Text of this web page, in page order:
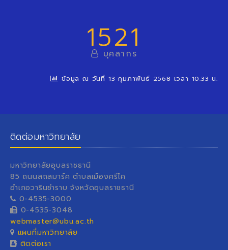
1521
บุคลากร
ข้อมูล ณ วันที่ 13 กุมภาพันธ์ 2568 เวลา 10.33 น.
ติดต่อมหาวิทยาลัย
มหาวิทยาลัยอุบลราชธานี
85 ถนนสถลมาร์ค ตำบลเมืองศรีไค
อำเภอวารินชำราบ จังหวัดอุบลราชธานี
0-4535-3000
0-4535-3048
webmaster@ubu.ac.th
แผนที่มหาวิทยาลัย
ติดต่อเรา